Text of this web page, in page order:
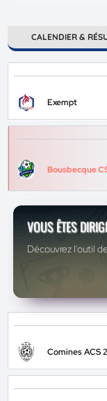
CALENDIER &
Exempt
Bousbecque
VOUS ÊTES
Découvrez l'outil
Comines ACS 2